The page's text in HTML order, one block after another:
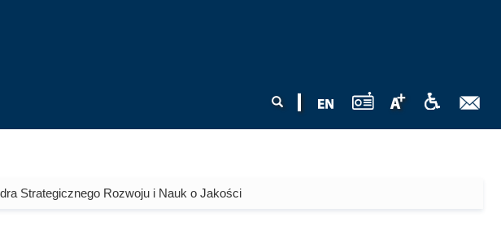
Szukaj
Strategicznego Rozwoju i Nauk o Jakości